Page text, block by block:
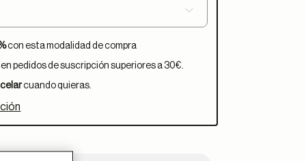
con esta modalidad de compra
en pedidos de suscripción superiores a 30€.
cuando quieras.